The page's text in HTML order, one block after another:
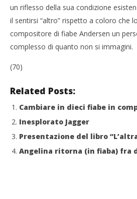
un riflesso della sua condizione
il sentirsi “altro” rispetto a coloro che
compositore di fiabe Andersen un
complesso di quanto non si immagini.
(70)
Related Posts:
Cambiare in dieci fiabe in
Inesplorato Jagger
Presentazione del libro
Angelina ritorna (in fiaba) fra